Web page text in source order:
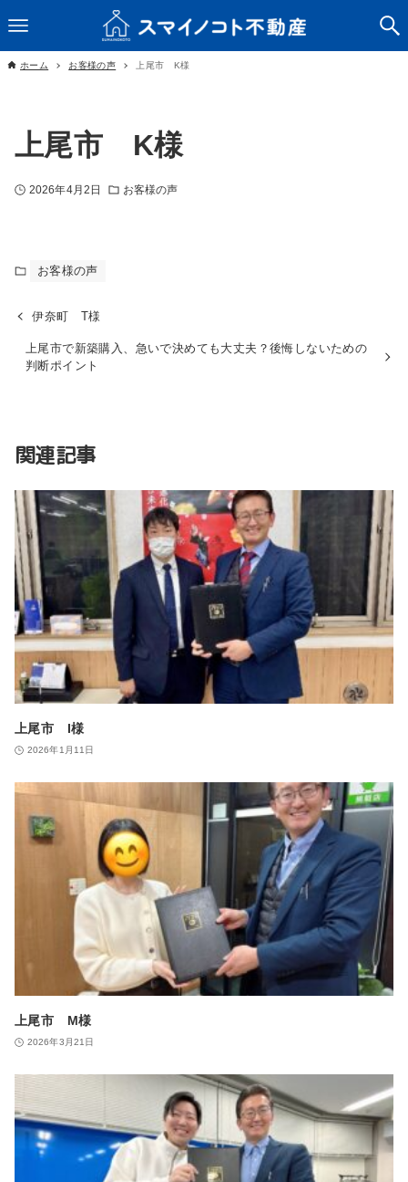
ホーム お客様の声 上尾市 K様
上尾市 K様
2026年4月2日 お客様の声
お客様の声
伊奈町 T様
上尾市で新築購入、急いで決めても大丈夫？後悔しないための
判断ポイント
関連記事
上尾市 I様
2026年1月11日
上尾市 M様
2026年3月21日